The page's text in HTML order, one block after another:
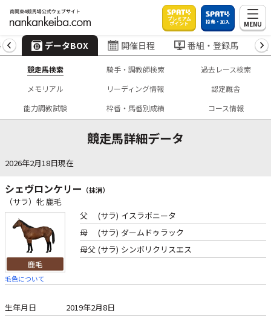
プレミアム
ポイント 投票・加入 MENU
データBOX 開催日程 番組・登録馬
競走馬検索 騎手・調教師検索
過去レース検索
メモリアル
リーディング情報
認定厩舎
能力調教試験
枠番・馬番別成績 コース情報
競走馬詳細データ
2026年2月18日現在
シェヴロンケリー （抹消）
（サラ）牝 鹿毛
毛色について
父 (サラ) イスラボニータ
母
(サラ) ダームドゥラック
母父 (サラ) シンボリクリスエス
生年月日
2019年2月8日